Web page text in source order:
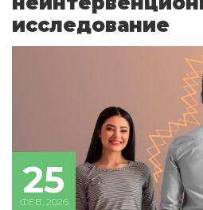
исследование
25
ФЕВ, 2026